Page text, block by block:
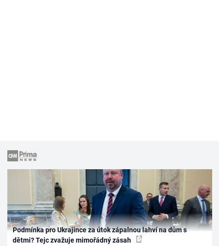
Podmínka pro Ukrajince za útok zápalnou lahví na dům s
dětmi? Tejc zvažuje mimořádný zásah